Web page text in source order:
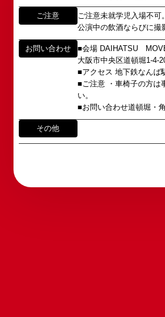
ご注意
ご注意未就学児入場不可。
公演中の飲酒ならびに撮
お問い合わせ
■会場 DAIHATSU
大阪市中央区道頓堀1-4-
■アクセス 地下鉄なんば
■ご注意 ・車椅子の方は
い。
■お問い合わせ道頓堀・
その他
アクセス
角座とは
お問い合わせ
2008年の角座ビル(大阪市中央区
消滅致しました。
この由緒ある名称を、日本のエン
中心である東京・大阪で復活させ
スタートさせたいと考えておりま
この劇場から、日本を代表するエ
続々と輩出され、文化の発展に寄
えております。
2011年5月14日 新宿角座 開業
タレントへのファンメール
fanmail@shochikugeino.jp
ホームページに関するご意見・
webmaster@shochikugeino.jp
※イベント内容・出演者等に関す
ご意見・ご感想は各イベントのお
※内容によっては弊社からの回答を
だく場合もございます。予めご了